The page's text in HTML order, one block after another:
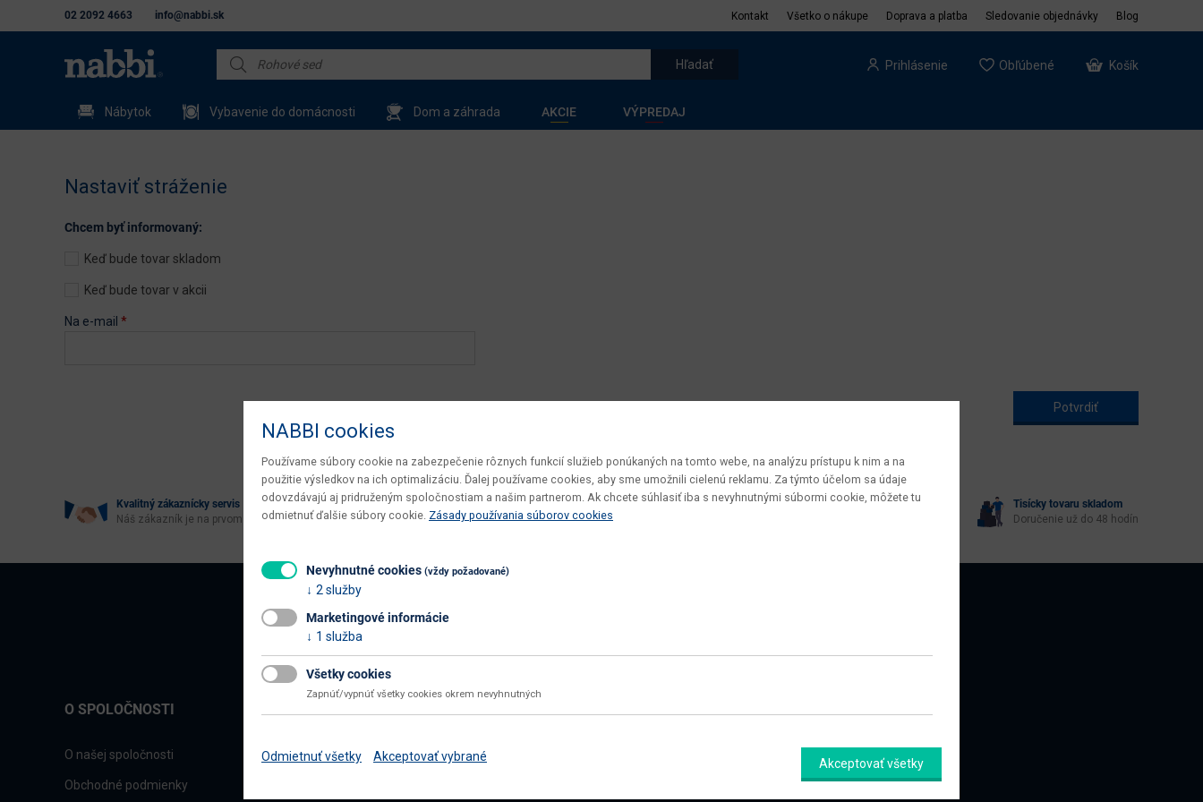
02 2092 4663 info@nabbi.sk Kontakt Všetko o nákupe Doprava a platba Sledovanie objednávky Blog
Prihlásenie Obľúbené Košík
Nábytok Vybavenie do domácnosti Dom a záhrada AKCIE VÝPREDAJ
Nastaviť stráženie
Chcem byť informovaný:
Keď bude tovar skladom
Keď bude tovar v akcii
Na e-mail *
Kvalitný zákaznícky servis
Náš zákazník je na prvom mieste
Vrátenie tovaru do 30 dní
Maximálne pohodlie pre vás
Top ceny
Tisícky tovaru skladom
Doručenie už do 48 hodín
O SPOLOČNOSTI
O našej spoločnosti
Obchodné podmienky
Obchodné podmienky Reklamačný formulár
Odstúpiť od zmluvy tu
NABBI cookies
Používame súbory cookie na zabezpečenie rôznych funkcií služieb ponúkaných na tomto webe, na analýzu prístupu k nim a na
použitie výsledkov na ich optimalizáciu. Ďalej používame cookies, aby sme umožnili cielenú reklamu. Za týmto účelom sa údaje
odovzdávajú aj pridruženým spoločnostiam a našim partnerom. Ak chcete súhlasiť iba s nevyhnutnými súbormi cookie, môžete tu
odmietnuť ďalšie súbory cookie. Zásady používania súborov cookies
Nevyhnutné cookies (vždy požadované)
2 služby
Marketingové informácie
1 služba
Všetky cookies
Zapnúť/vypnúť všetky cookies okrem nevyhnutných
Odmietnuť všetky Akceptovať vybrané Akceptovať všetky